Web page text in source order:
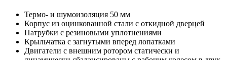
Термо- и шумоизоляция 50 мм
Корпус из оцинкованной стали с откидной дверцей
Патрубки с резиновыми уплотнениями
Крыльчатка с загнутыми вперед лопатками
Двигатели с внешним ротором статически и